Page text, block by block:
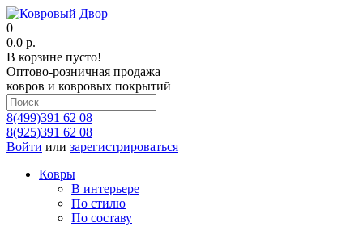
0
0.0 р.
В корзине пусто!
Оптово-розничная продажа
ковров и ковровых покрытий
8(499)391 62 08
8(925)391 62 08
Войти или зарегистрироваться
Ковры
В интерьере
По стилю
По составу